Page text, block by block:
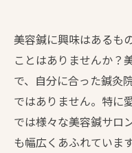
美容鍼に興味はあるも
ことはありませんか？
で、自分に合った鍼灸
ではありません。特に
では様々な美容鍼サロ
も幅広くあふれていま